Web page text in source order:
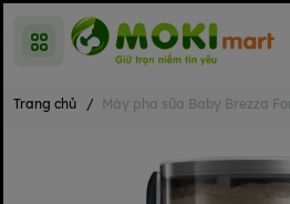
Trang chủ / Máy pha sữa Baby Brezza